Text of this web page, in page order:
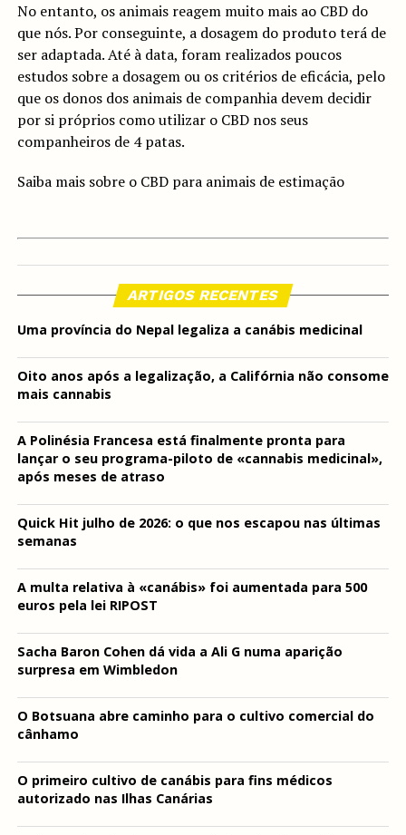
No entanto, os animais reagem muito mais ao CBD do
que nós. Por conseguinte, a dosagem do produto terá de
ser adaptada. Até à data, foram realizados poucos
estudos sobre a dosagem ou os critérios de eficácia, pelo
que os donos dos animais de companhia devem decidir
por si próprios como utilizar o CBD nos seus
companheiros de 4 patas.
Saiba mais sobre o CBD para animais de estimação
ARTIGOS RECENTES
Uma província do Nepal legaliza a canábis medicinal
Oito anos após a legalização, a Califórnia não consome
mais cannabis
A Polinésia Francesa está finalmente pronta para
lançar o seu programa-piloto de «cannabis medicinal»,
após meses de atraso
Quick Hit julho de 2026: o que nos escapou nas últimas
semanas
A multa relativa à «canábis» foi aumentada para 500
euros pela lei RIPOST
Sacha Baron Cohen dá vida a Ali G numa aparição
surpresa em Wimbledon
O Botsuana abre caminho para o cultivo comercial do
cânhamo
O primeiro cultivo de canábis para fins médicos
autorizado nas Ilhas Canárias